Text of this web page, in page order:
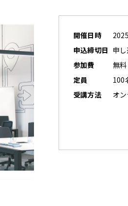
開催日時
申込締切日 申
参加費
無料
定員
100
受講方法
オ